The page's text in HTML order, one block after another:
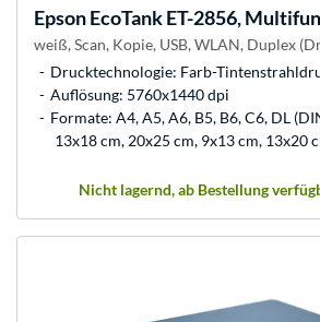
EpsonEcoTank ET-2856,
weiß, Scan, Kopie, USB, WLAN, Duplex
Drucktechnologie: Farb-
Auflösung: 5760x1440 dpi
Formate: A4, A5, A6, B5, B6, C6, DL
13x18 cm, 20x25 cm, 9x13 cm, 13x20
Nicht lagernd, ab Bestellung